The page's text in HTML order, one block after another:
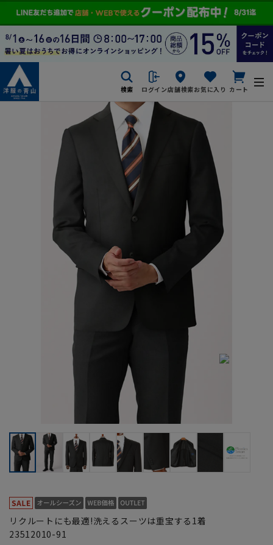
検索 ログイン店舗検索お気に入り カート
リクルートにも最適!洗えるスーツは重宝する1着
23512010-91